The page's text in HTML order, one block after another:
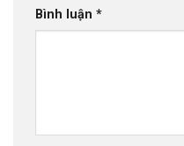
Bình luận *